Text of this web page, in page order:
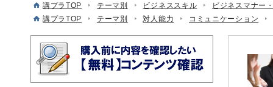
講プラTOP
テーマ別 ビジネススキル
ビジネスマナー
講プラTOP
テーマ別 対人能力 コミュニケーション